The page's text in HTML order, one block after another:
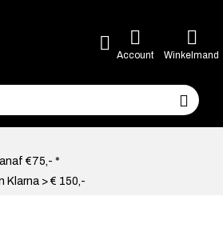
Account Winkelmand
€75,- *
> € 150,-